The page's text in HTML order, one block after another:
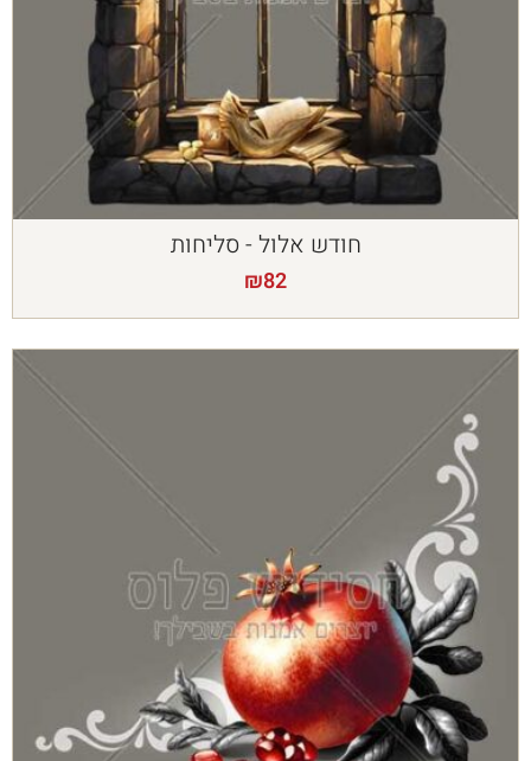
חודש אלול - סליחות
₪82